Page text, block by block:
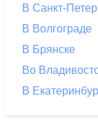
В Санкт-
В Волгограде
В Брянске
Во
В